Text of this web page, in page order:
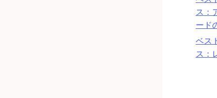
ス：
ード
ベス
ス：